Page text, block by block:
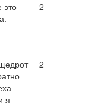
2
я
2